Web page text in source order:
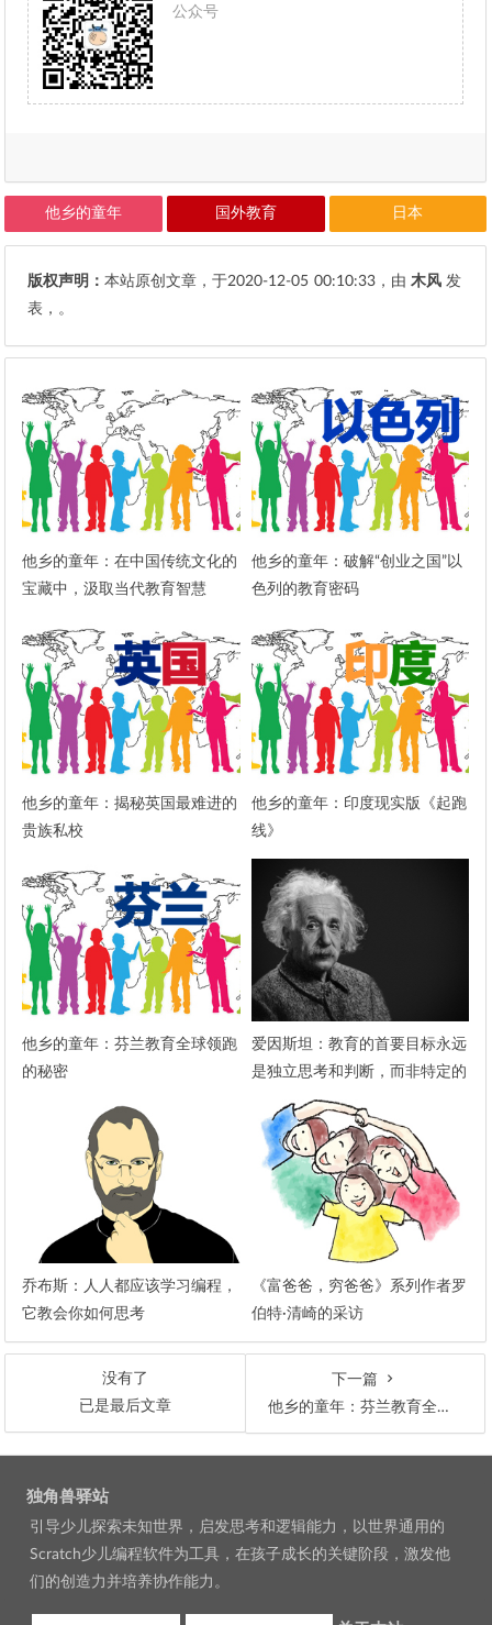
公众号
他乡的童年 国外教育 日本
版权声明：本站原创文章，于2020-12-05 00:10:33 ，由木风 发
表，。
他乡的童年：在中国传统文化的
宝藏中，汲取当代教育智慧
他乡的童年：破解“创业之国”以
色列的教育密码
他乡的童年：揭秘英国最难进的
贵族私校
他乡的童年：印度现实版《起跑
线》
他乡的童年：芬兰教育全球领跑
的秘密
爱因斯坦：教育的首要目标永远
是独立思考和判断，而非特定的
乔布斯：人人都应该学习编程，
它教会你如何思考
《富爸爸，穷爸爸》系列作者罗
伯特·清崎的采访
没有了
已是最后文章
下一篇
他乡的童年：芬兰教育全球领跑的秘密
文章导航
独角兽驿站
引导少儿探索未知世界，启发思考和逻辑能力，以世界通用的
Scratch少儿编程软件为工具，在孩子成长的关键阶段，激发他
们的创造力并培养协作能力。